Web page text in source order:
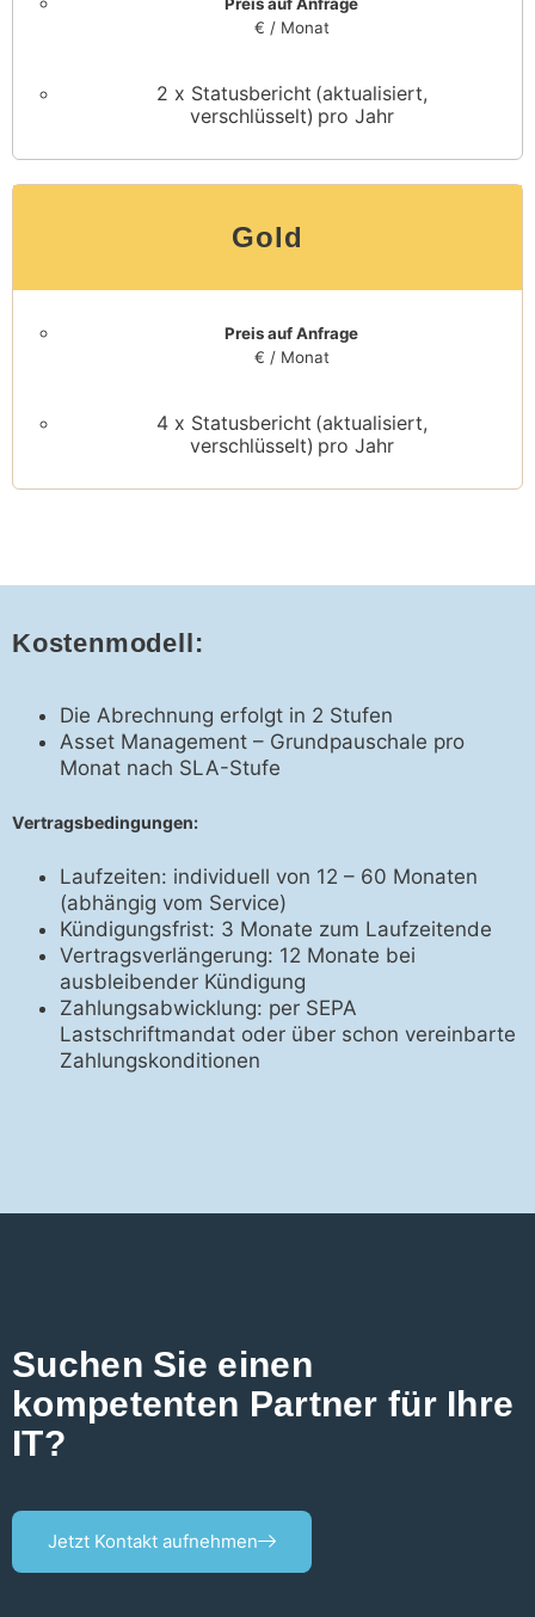
€ / Monat
2 x Statusbericht (aktualisiert,
verschlüsselt) pro Jahr
Gold
Preis auf Anfrage
€ / Monat
4 x Statusbericht (aktualisiert,
verschlüsselt) pro Jahr
Kostenmodell:
Die Abrechnung erfolgt in 2 Stufen
Asset Management – Grundpauschale pro
Monat nach SLA-Stufe
Vertragsbedingungen:
Laufzeiten: individuell von 12 – 60 Monaten
(abhängig vom Service)
Kündigungsfrist: 3 Monate zum Laufzeitende
Vertragsverlängerung: 12 Monate bei
ausbleibender Kündigung
Zahlungsabwicklung: per SEPA
Lastschriftmandat oder über schon vereinbarte
Zahlungskonditionen
Suchen Sie einen
kompetenten Partner für Ihre
IT?
Jetzt Kontakt aufnehmen